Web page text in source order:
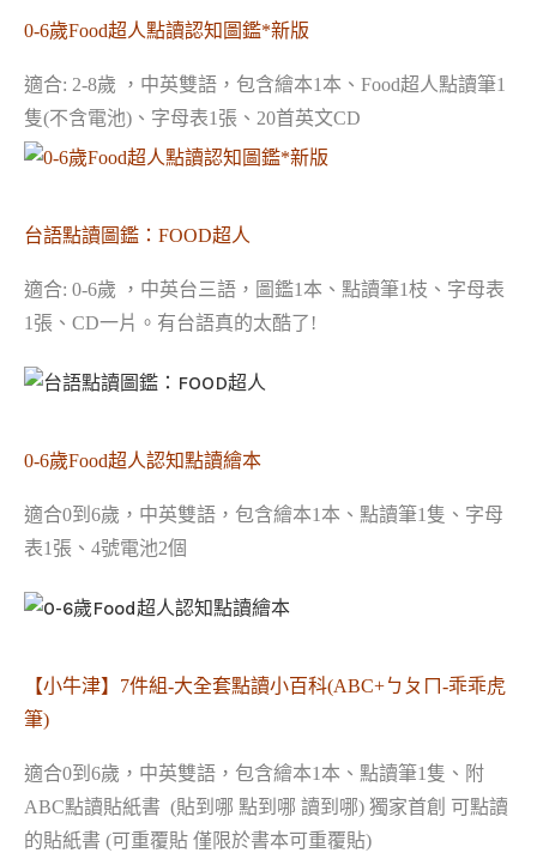
0-6歲Food超人點讀認知圖鑑*新版
適合: 2-8歲 ，中英雙語，包含繪本1本、Food超人點讀筆1
隻(不含電池)、字母表1張、20首英文CD
台語點讀圖鑑：FOOD超人
適合: 0-6歲 ，中英台三語，圖鑑1本、點讀筆1枝、字母表
1張、CD一片。有台語真的太酷了!
0-6歲Food超人認知點讀繪本
適合0到6歲，中英雙語，包含繪本1本、點讀筆1隻、字母
表1張、4號電池2個
【小牛津】7件組-大全套點讀小百科(ABC+ㄅㄆㄇ-乖乖虎
筆)
適合0到6歲，中英雙語，包含繪本1本、點讀筆1隻、附
ABC點讀貼紙書 (貼到哪 點到哪 讀到哪) 獨家首創 可點讀
的貼紙書 (可重覆貼 僅限於書本可重覆貼)